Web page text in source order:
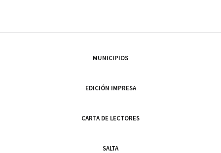
MUNICIPIOS
EDICIÓN IMPRESA
CARTA DE LECTORES
SALTA